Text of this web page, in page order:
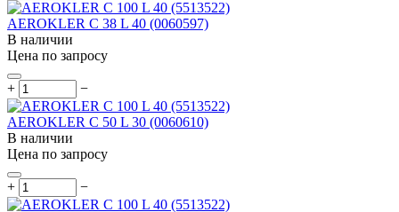
AEROKLER C 38 L 40 (0060597)
В наличии
Цена по запросу
+ −
AEROKLER C 50 L 30 (0060610)
В наличии
Цена по запросу
+ −